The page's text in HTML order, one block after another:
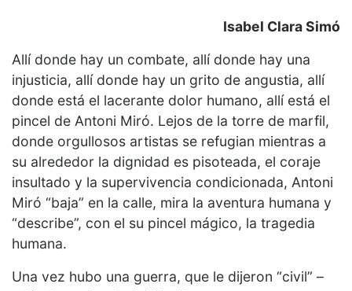
Isabel Clara Simó
Allí donde hay un combate, allí donde hay una
injusticia, allí donde hay un grito de angustia, allí
donde está el lacerante dolor humano, allí está el
pincel de Antoni Miró. Lejos de la torre de marfil,
donde orgullosos artistas se refugian mientras a
su alrededor la dignidad es pisoteada, el coraje
insultado y la supervivencia condicionada, Antoni
Miró “baja” en la calle, mira la aventura humana y
“describe”, con el su pincel mágico, la tragedia
humana.
Una vez hubo una guerra, que le dijeron “civil” –